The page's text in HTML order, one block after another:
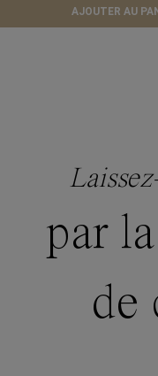
AJOUTER AU
par
de